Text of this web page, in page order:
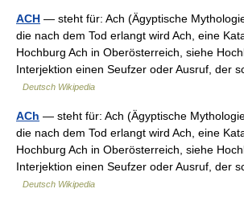
ACH — steht für: Ach (Ägyptische
die nach dem Tod erlangt wird Ach, eine
Hochburg Ach in Oberösterreich, siehe
Interjektion einen Seufzer oder Ausruf, der
Deutsch Wikipedia
ACh — steht für: Ach (Ägyptische
die nach dem Tod erlangt wird Ach, eine
Hochburg Ach in Oberösterreich, siehe
Interjektion einen Seufzer oder Ausruf, der
Deutsch Wikipedia